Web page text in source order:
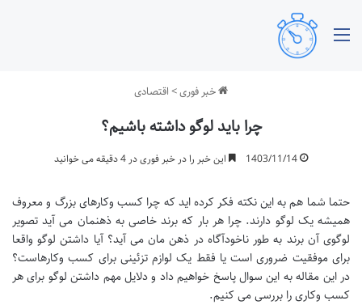
خبر فوری> اقتصادی
چرا باید لوگو داشته باشیم؟
1403/11/14 این خبر را در خبر فوری در 4 دقیقه می خوانید
حتما شما هم به این نکته فکر کرده اید که چرا کسب وکارهای بزرگ و معروف
همیشه یک لوگو دارند. چرا هر بار که برند خاصی به ذهنمان می آید تصویر
لوگوی آن برند به طور ناخودآگاه در ذهن مان می آید؟ آیا داشتن لوگو واقعا
برای موفقیت ضروری است یا فقط یک لوازم تزئینی برای کسب وکارهاست؟
در این مقاله به این سوال پاسخ خواهیم داد و دلایل مهم داشتن لوگو برای هر
کسب وکاری را بررسی می کنیم.